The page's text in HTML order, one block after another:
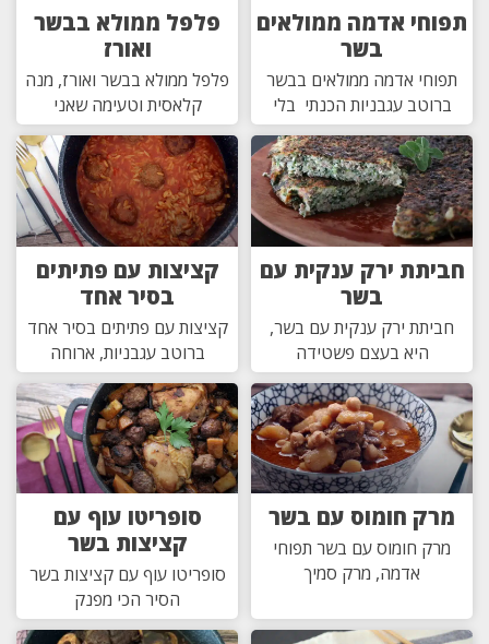
תפוחי אדמה ממולאים
בשר
תפוחי אדמה ממולאים בבשר
ברוטב עגבניות הכנתי בלי
פלפל ממולא בבשר
ואורז
פלפל ממולא בבשר ואורז, מנה
קלאסית וטעימה שאני
חביתת ירק ענקית עם
בשר
חביתת ירק ענקית עם בשר,
היא בעצם פשטידה
קציצות עם פתיתים
בסיר אחד
קציצות עם פתיתים בסיר אחד
ברוטב עגבניות, ארוחה
מרק חומוס עם בשר
מרק חומוס עם בשר תפוחי
אדמה, מרק סמיך
סופריטו עוף עם
קציצות בשר
סופריטו עוף עם קציצות בשר
הסיר הכי מפנק